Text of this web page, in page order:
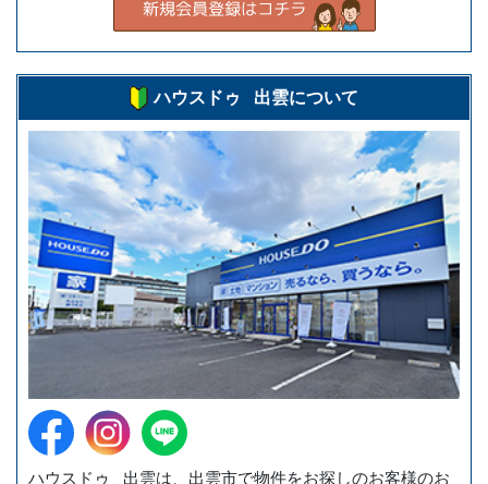
ハウスドゥ 出雲について
ハウスドゥ 出雲は、出雲市で物件をお探しのお客様のお